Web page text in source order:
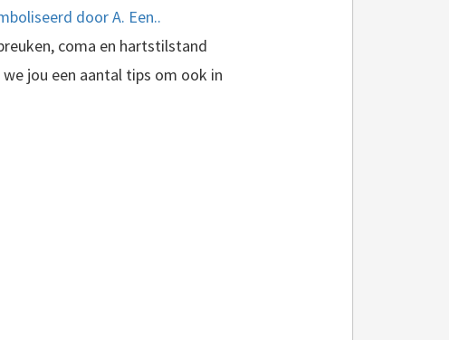
door A. Een..
coma en hartstilstand
jou een aantal tips om ook in